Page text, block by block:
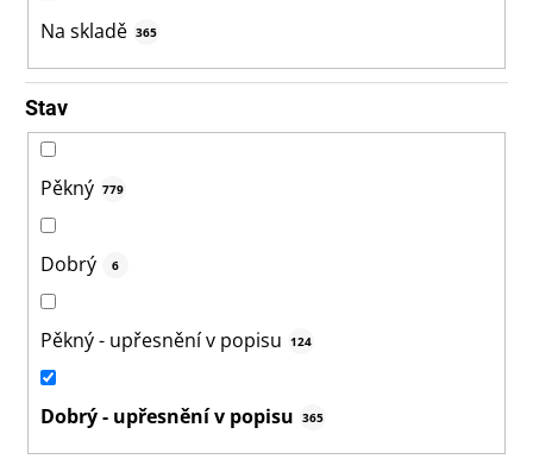
ů
Na skladě 365
Stav
Pěkný 779
Dobrý 6
Pěkný - upřesnění v popisu 124
Dobrý - upřesnění v popisu 365